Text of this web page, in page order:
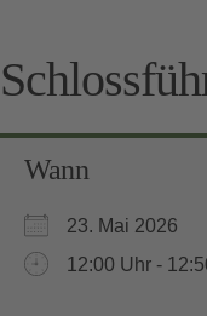
Wann
23. Mai 2026
12:00 Uhr -